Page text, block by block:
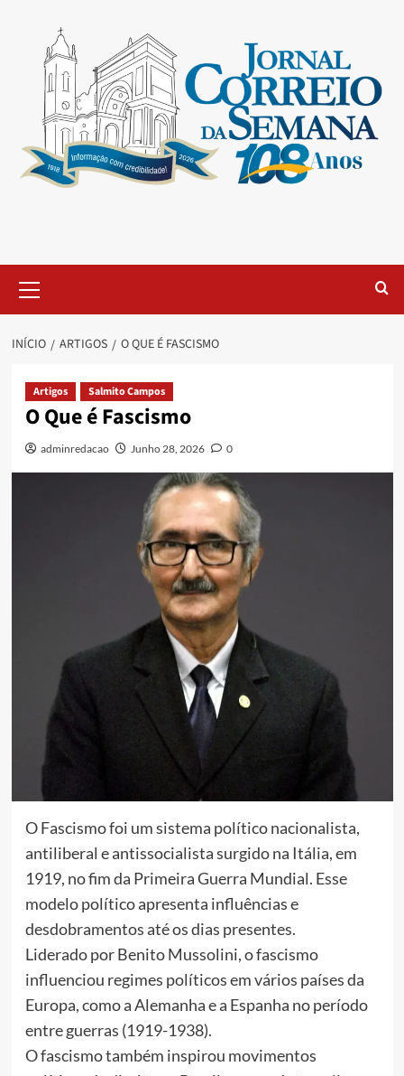
INÍCIO ARTIGOS O QUE É FASCISMO
Artigos Salmito Campos
O Que é Fascismo
adminredacao Junho 28, 2026 0
O Fascismo foi um sistema político nacionalista,
antiliberal e antissocialista surgido na Itália, em
1919, no fim da Primeira Guerra Mundial. Esse
modelo político apresenta influências e
desdobramentos até os dias presentes.
Liderado por Benito Mussolini, o fascismo
influenciou regimes políticos em vários países da
Europa, como a Alemanha e a Espanha no período
entre guerras (1919-1938).
O fascismo também inspirou movimentos